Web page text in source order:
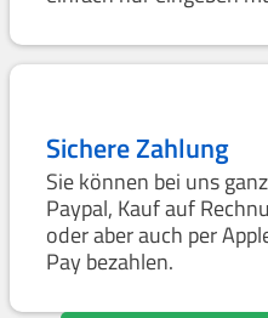
Sichere Zahlung
Sie können bei uns
Paypal, Kauf auf
oder aber auch per
Pay bezahlen.